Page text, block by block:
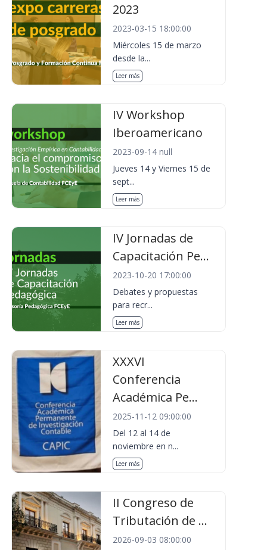
2023
2023-03-15 18:00:00
Miércoles 15 de marzo
desde la...
Leer más
IV Workshop
Iberoamericano
2023-09-14 null
Jueves 14 y Viernes 15 de
sept...
Leer más
IV Jornadas de
Capacitación Pe...
2023-10-20 17:00:00
Debates y propuestas
para recr...
Leer más
XXXVI
Conferencia
Académica Pe...
2025-11-12 09:00:00
Del 12 al 14 de
noviembre en n...
Leer más
II Congreso de
Tributación de ...
2026-09-03 08:00:00